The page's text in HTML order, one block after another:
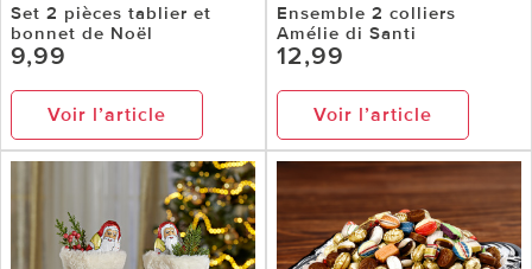
Set 2 pièces tablier et
bonnet de Noël
9,99
Voir l’article
Ensemble 2 colliers
Amélie di Santi
12,99
Voir l’article